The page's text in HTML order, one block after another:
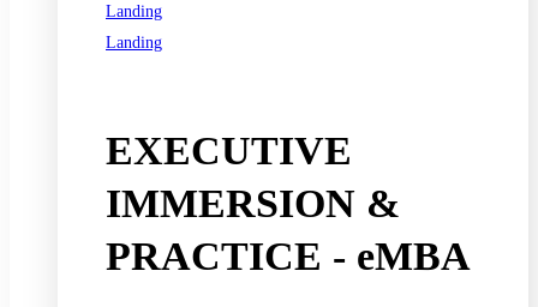
Landing
Landing
EXECUTIVE
IMMERSION &
PRACTICE - eMBA